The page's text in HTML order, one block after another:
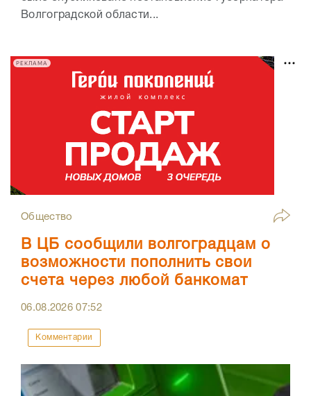
Волгоградской области...
РЕКЛАМА
Общество
В ЦБ сообщили волгоградцам о
возможности пополнить свои
счета через любой банкомат
06.08.202607:52
Комментарии